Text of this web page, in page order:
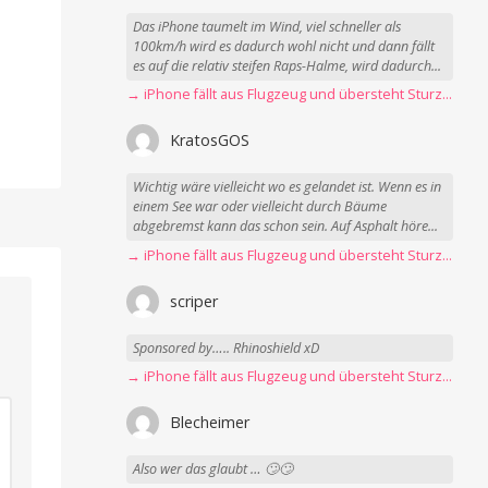
Das iPhone taumelt im Wind, viel schneller als
100km/h wird es dadurch wohl nicht und dann fällt
es auf die relativ steifen Raps-Halme, wird dadurch...
→ iPhone fällt aus Flugzeug und übersteht Sturz unbeschadet
KratosGOS
Wichtig wäre vielleicht wo es gelandet ist. Wenn es in
einem See war oder vielleicht durch Bäume
abgebremst kann das schon sein. Auf Asphalt höre...
→ iPhone fällt aus Flugzeug und übersteht Sturz unbeschadet
scriper
Sponsored by….. Rhinoshield xD
→ iPhone fällt aus Flugzeug und übersteht Sturz unbeschadet
Blecheimer
Also wer das glaubt … 🙄🙄